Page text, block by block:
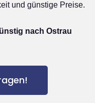
und günstige Preise.
nach Ostrau